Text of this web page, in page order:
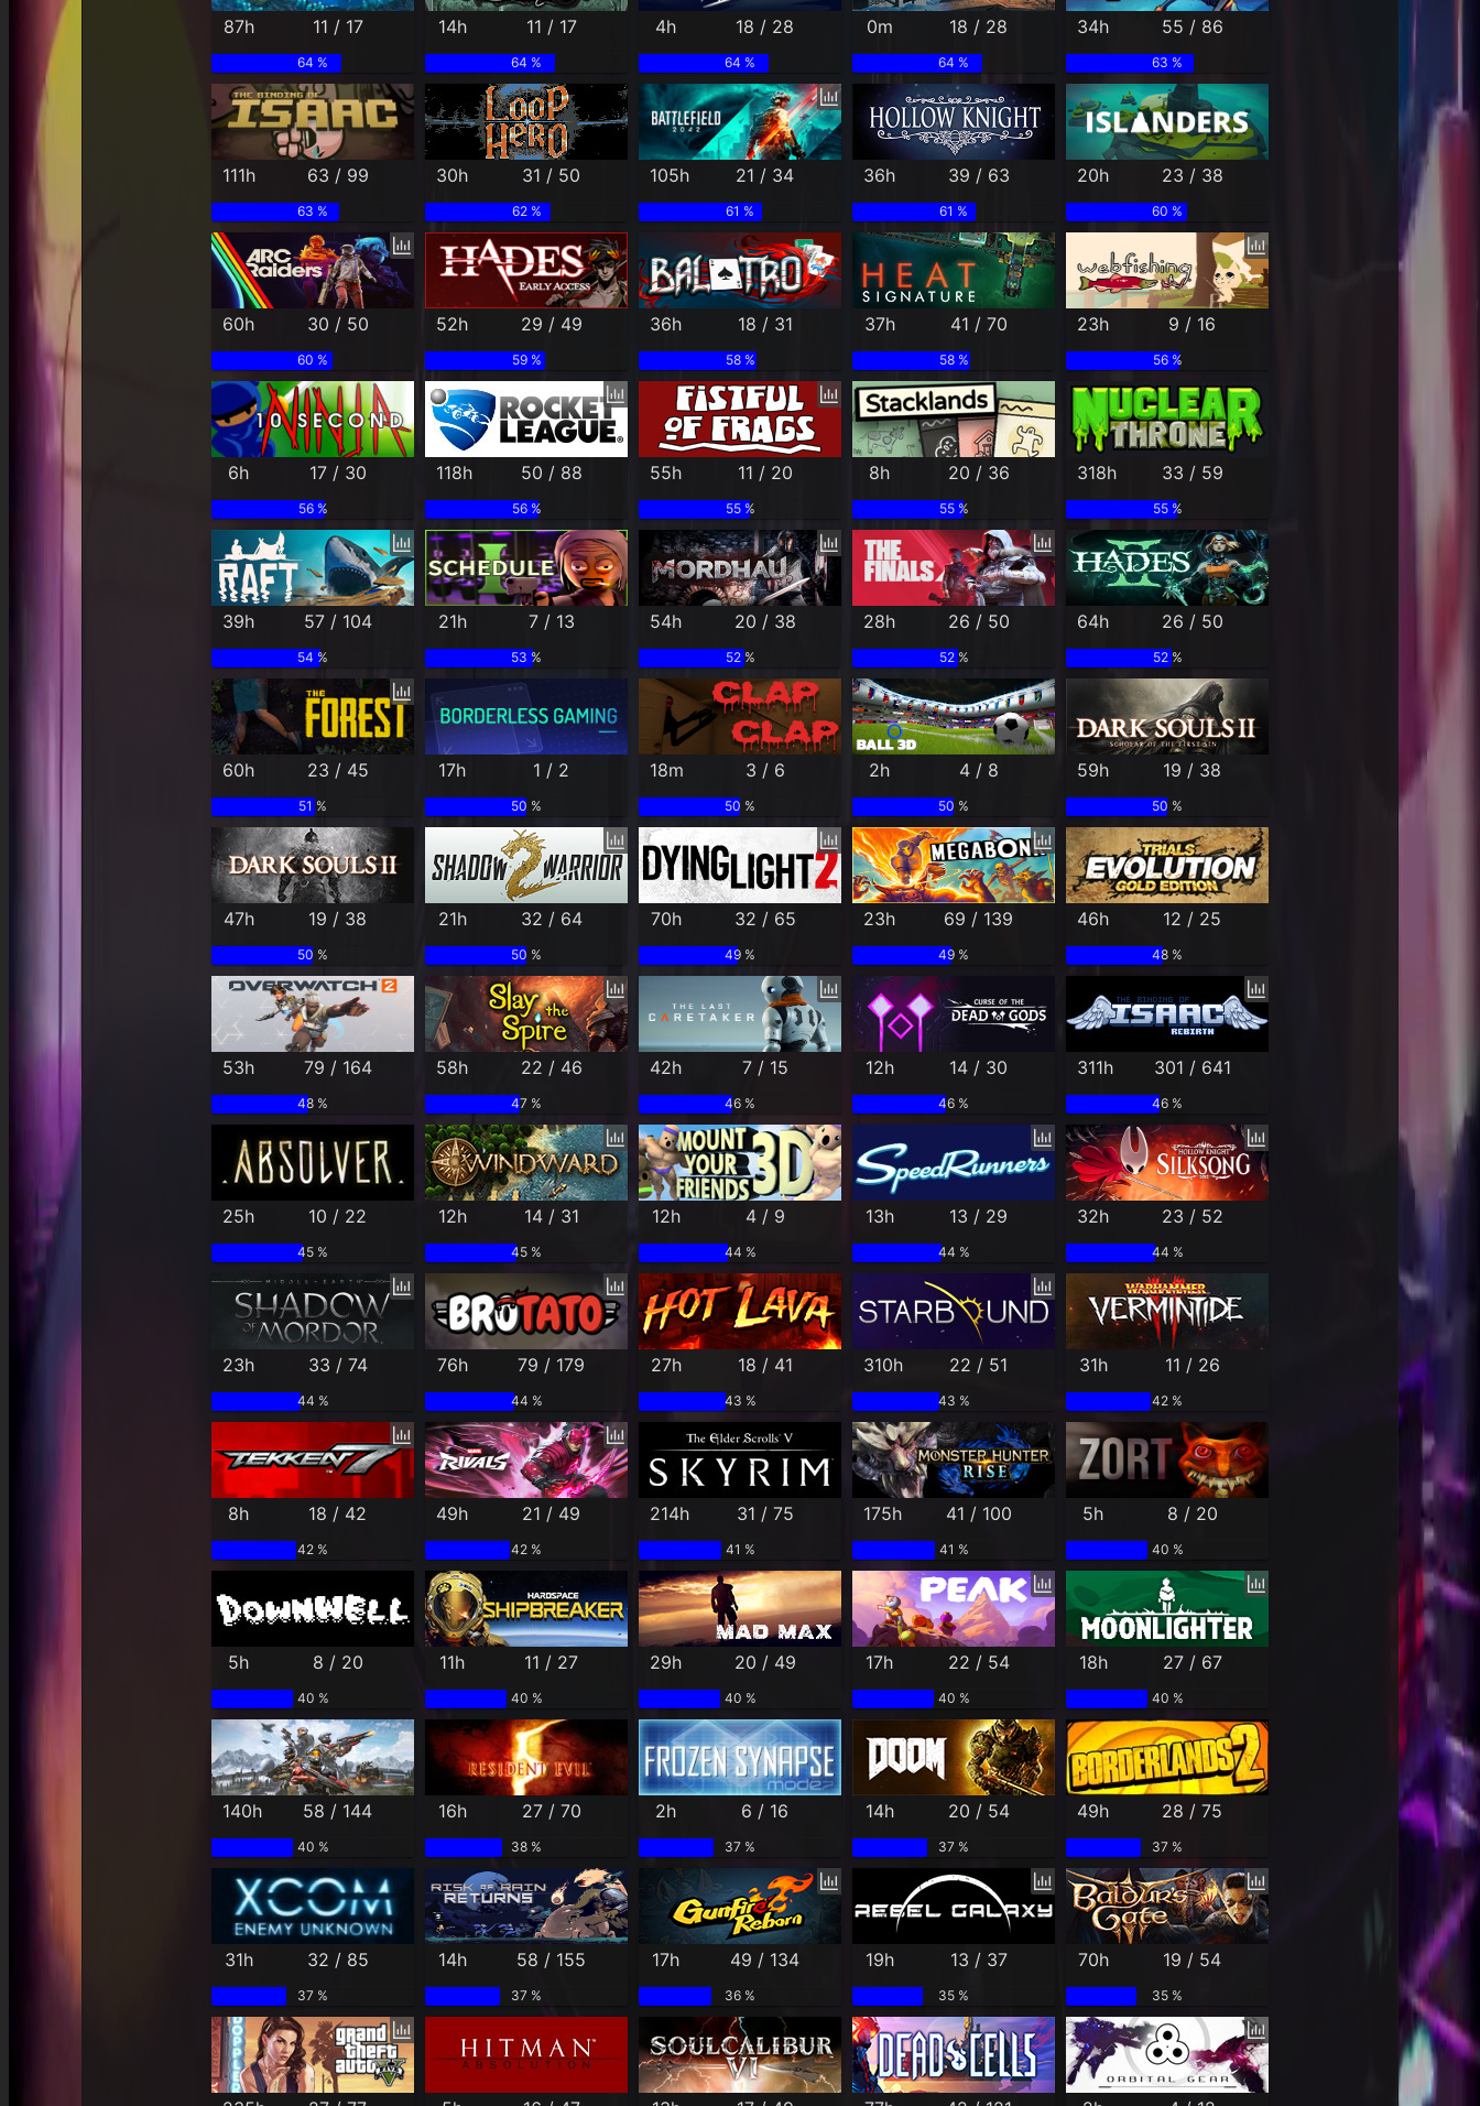
87h 11 / 17
64 %
14h 11 / 17
64 %
4h 18 / 28
64 %
0m 18 / 28
64 %
34h 55 / 86
63 %
111h 63 / 99
63 %
30h 31 / 50
62 %
105h 21 / 34
61 %
36h 39 / 63
61 %
20h 23 / 38
60 %
60h 30 / 50
60 %
52h 29 / 49
59 %
36h 18 / 31
58 %
37h 41 / 70
58 %
23h 9 / 16
56 %
6h 17 / 30
56 %
118h 50 / 88
56 %
55h 11 / 20
55 %
8h 20 / 36
55 %
318h 33 / 59
55 %
39h 57 / 104
54 %
21h 7 / 13
53 %
54h 20 / 38
52 %
28h 26 / 50
52 %
64h 26 / 50
52 %
60h 23 / 45
51 %
17h 1 / 2
50 %
18m 3 / 6
50 %
2h 4 / 8
50 %
59h 19 / 38
50 %
47h 19 / 38
50 %
21h 32 / 64
50 %
70h 32 / 65
49 %
23h 69 / 139
49 %
46h 12 / 25
48 %
53h 79 / 164
48 %
58h 22 / 46
47 %
42h 7 / 15
46 %
12h 14 / 30
46 %
311h 301 / 641
46 %
25h 10 / 22
45 %
12h 14 / 31
45 %
12h 4 / 9
44 %
13h 13 / 29
44 %
32h 23 / 52
44 %
23h 33 / 74
44 %
76h 79 / 179
44 %
27h 18 / 41
43 %
310h 22 / 51
43 %
31h 11 / 26
42 %
8h 18 / 42
42 %
49h 21 / 49
42 %
214h 31 / 75
41 %
175h 41 / 100
41 %
5h 8 / 20
40 %
5h 8 / 20
40 %
11h 11 / 27
40 %
29h 20 / 49
40 %
17h 22 / 54
40 %
18h 27 / 67
40 %
140h 58 / 144
40 %
16h 27 / 70
38 %
2h 6 / 16
37 %
14h 20 / 54
37 %
49h 28 / 75
37 %
31h 32 / 85
37 %
14h 58 / 155
37 %
17h 49 / 134
36 %
19h 13 / 37
35 %
70h 19 / 54
35 %